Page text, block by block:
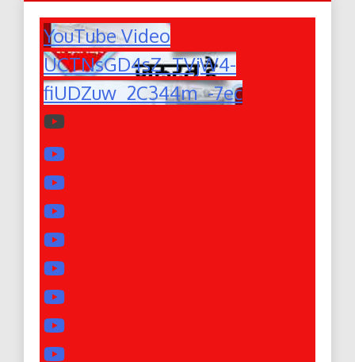
YouTube Video
UCTNsGD4sZ_TVjW4-
fiUDZuw_2C344m_-7ec